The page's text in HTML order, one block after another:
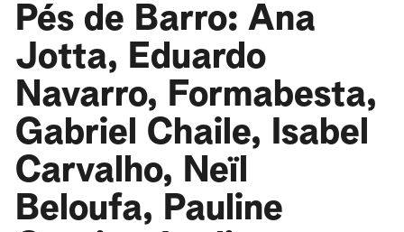
Pés de Barro: Ana
Jotta, Eduardo
Navarro, Formabesta,
Gabriel Chaile, Isabel
Carvalho, Neïl
Beloufa, Pauline